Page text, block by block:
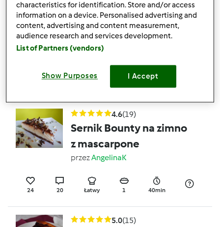
4.7(12)
Sernik z musem
malinowym
przezGość
4.6(19)
Sernik Bounty na zimno
z mascarpone
przezAngelinaK
24 20 Łatwy 1 40min
5.0(15)
characteristics for identification. Store and/or access
information on a device. Personalised advertising and
content, advertising and content measurement,
audience research and services development.
List of Partners (vendors)
Show Purposes I Accept